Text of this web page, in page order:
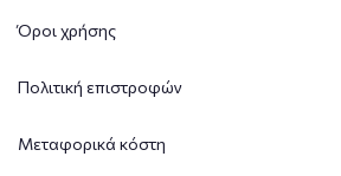
Όροι χρήσης
Πολιτική επιστροφών
Μεταφορικά κόστη